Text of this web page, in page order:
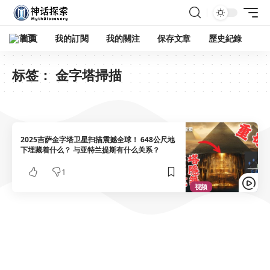
首頁 我的訂閱 我的關注 保存文章 歷史紀錄
标签： 金字塔掃描
视频
2025吉萨金字塔卫星扫描震撼全球！ 648公尺地
下埋藏着什么？ 与亚特兰提斯有什么关系？
1